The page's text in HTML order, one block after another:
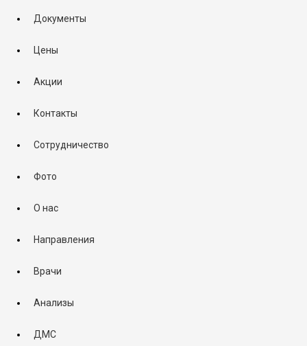
Документы
Цены
Акции
Контакты
Сотрудничество
Фото
О нас
Направления
Врачи
Анализы
ДМС